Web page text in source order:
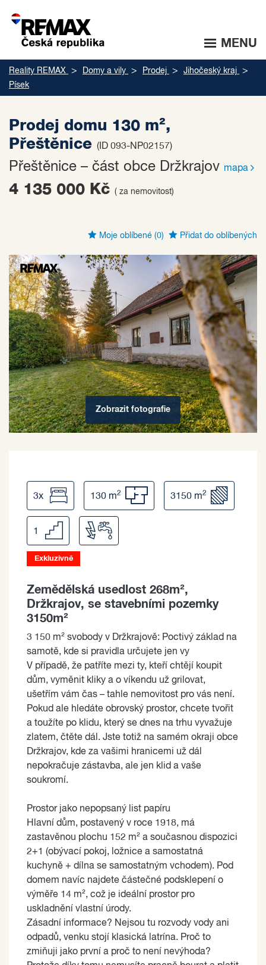
MENU
Reality REMAX Domy a vily Prodej
Jihočeský kraj
Písek
Prodej domu 130 m²,
Přeštěnice (ID 093-NP02157)
Přeštěnice – část obce Držkrajov mapa
4 135 000 Kč ( za nemovitost)
Moje oblíbené (0) Přidat do oblíbených
Zobrazit fotografie
3x 130 m2 3150 m2
1
Exkluzivně
Zemědělská usedlost 268m²,
Držkrajov, se stavebními pozemky
3150m²
3 150 m² svobody v Držkrajově: Poctivý základ na
samotě, kde si pravidla určujete jen vy
V případě, že patříte mezi ty, kteří chtějí koupit
dům, vyměnit kliky a o víkendu už grilovat,
ušetřím vám čas – tahle nemovitost pro vás není.
Pokud ale hledáte obrovský prostor, chcete tvořit
a toužíte po klidu, který se dnes na trhu vyvažuje
zlatem, čtěte dál. Jste totiž na samém okraji obce
Držkrajov, kde za vašimi hranicemi už dál
nepokračuje zástavba, ale jen klid a vaše
soukromí.
Prostor jako nepopsaný list papíru
Hlavní dům, postavený v roce 1918, má
zastavěnou plochu 152 m² a současnou dispozici
2+1 (obývací pokoj, ložnice a samostatná
kuchyně + dílna se samostatným vchodem). Pod
domem navíc najdete částečné podsklepení o
výměře 14 m², což je ideální prostor pro
uskladnění vlastní úrody.
Zásadní informace? Nejsou tu rozvody vody ani
odpadů, venku stojí klasická latrína. Proč to
zmiňuji jako první a proč to není nevýhoda?